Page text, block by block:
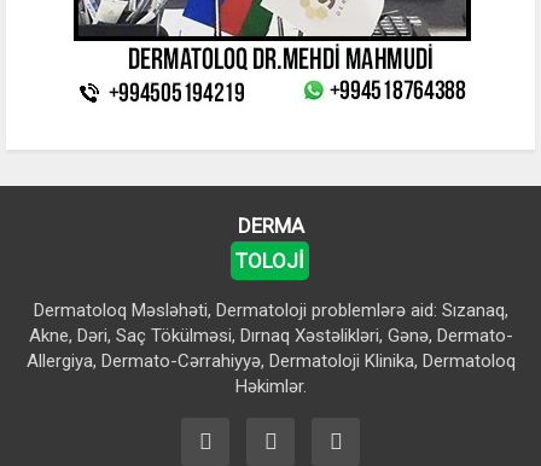
DERMA
TOLOJİ
Dermatoloq Məsləhəti, Dermatoloji problemlərə aid: Sızanaq,
Akne, Dəri, Saç Tökülməsi, Dırnaq Xəstəlikləri, Gənə, Dermato-
Allergiya, Dermato-Cərrahiyyə, Dermatoloji Klinika, Dermatoloq
Həkimlər.